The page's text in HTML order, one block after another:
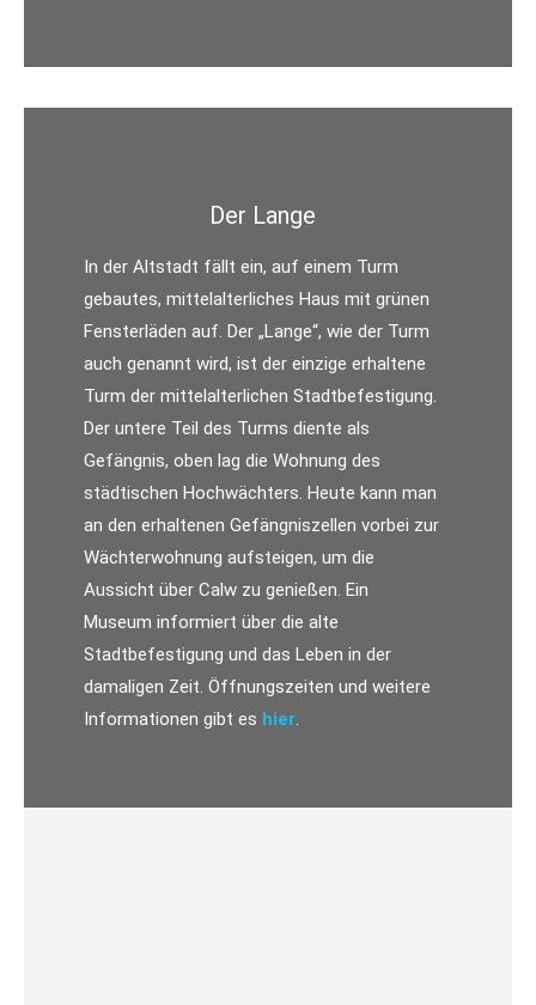
Der Lange
In der Altstadt fällt ein, auf einem Turm
gebautes, mittelalterliches Haus mit grünen
Fensterläden auf. Der „Lange“, wie der Turm
auch genannt wird, ist der einzige erhaltene
Turm der mittelalterlichen Stadtbefestigung.
Der untere Teil des Turms diente als
Gefängnis, oben lag die Wohnung des
städtischen Hochwächters. Heute kann man
an den erhaltenen Gefängniszellen vorbei zur
Wächterwohnung aufsteigen, um die
Aussicht über Calw zu genießen. Ein
Museum informiert über die alte
Stadtbefestigung und das Leben in der
damaligen Zeit. Öffnungszeiten und weitere
Informationen gibt es hier.